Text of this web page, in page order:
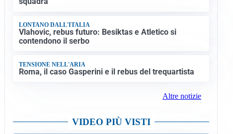
LONTANO DALL'ITALIA
Vlahovic, rebus futuro: Besiktas e Atletico si
contendono il serbo
TENSIONE NELL'ARIA
Roma, il caso Gasperini e il rebus del trequartista
Altre notizie
VIDEO PIÙ VISTI